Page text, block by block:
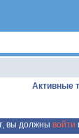
Активные
вы должны войти